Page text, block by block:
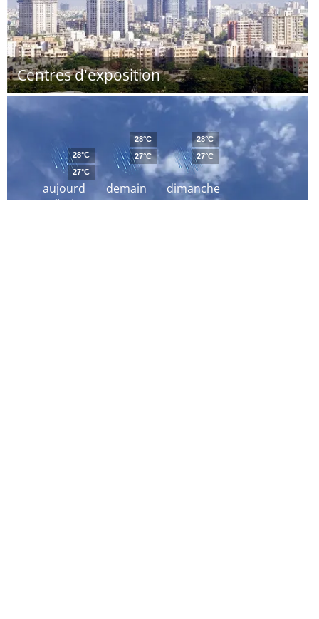
Centres d'exposition
aujourd
´hui
28°C
27°C
demain
28°C
27°C
dimanche
28°C
27°C